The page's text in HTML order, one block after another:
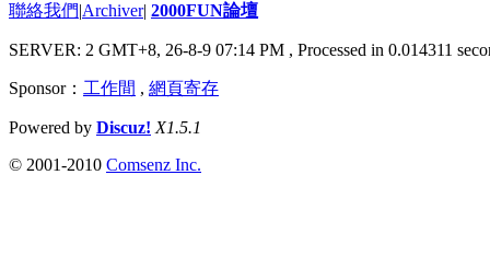
聯絡我們|Archiver| 2000FUN論壇
SERVER: 2 GMT+8, 26-8-9 07:14 PM , Processed in 0.014311
Sponsor： 工作間 , 網頁寄存
Powered by Discuz! X1.5.1
© 2001-2010 Comsenz Inc.